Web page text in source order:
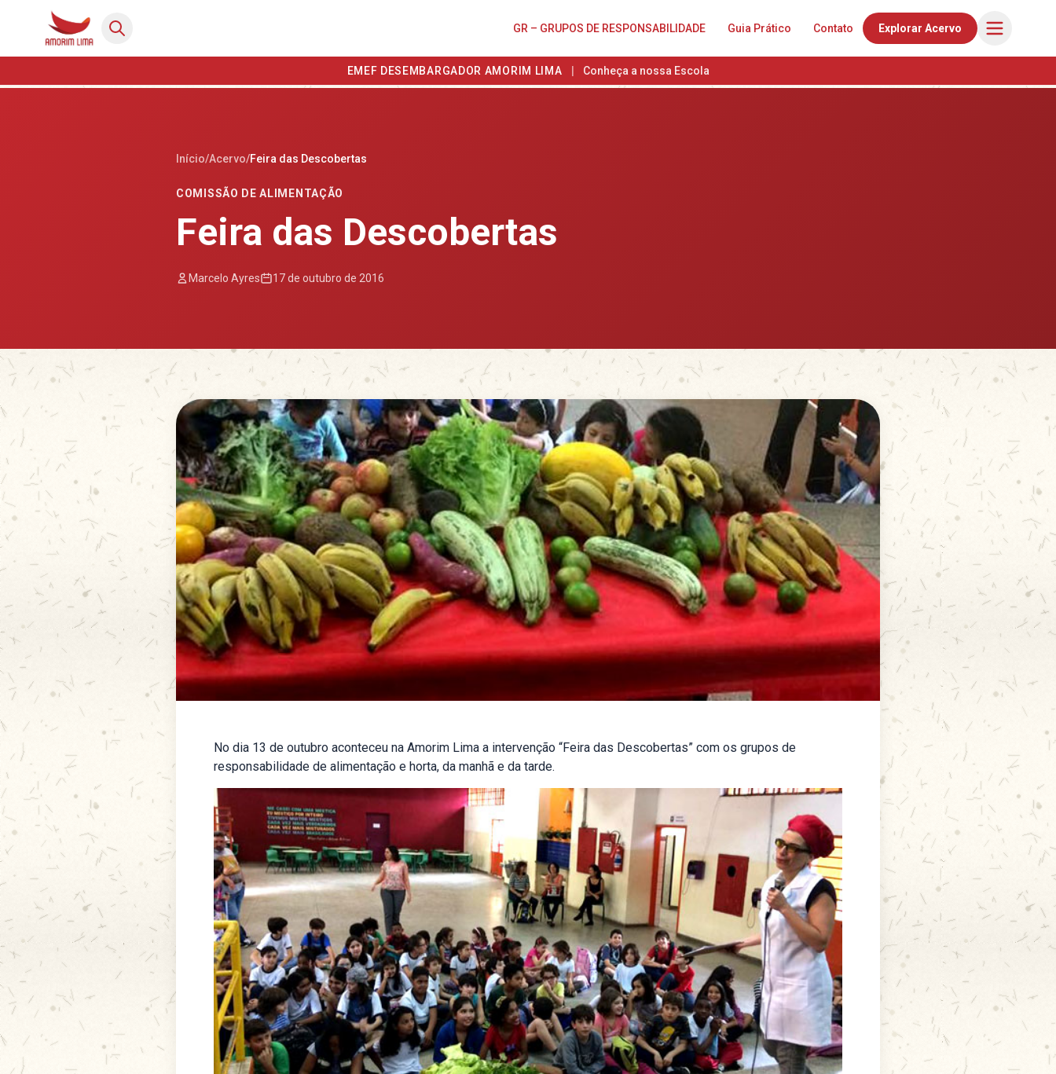
GR – GRUPOS DE RESPONSABILIDADE Guia Prático Contato Explorar Acervo
EMEF DESEMBARGADOR AMORIM LIMA Conheça a nossa Escola
Início/Acervo/Feira das Descobertas
COMISSÃO DE ALIMENTAÇÃO
Feira das Descobertas
Marcelo Ayres 17 de outubro de 2016
No dia 13 de outubro aconteceu na Amorim Lima a intervenção “Feira das Descobertas” com os grupos de
responsabilidade de alimentação e horta, da manhã e da tarde.